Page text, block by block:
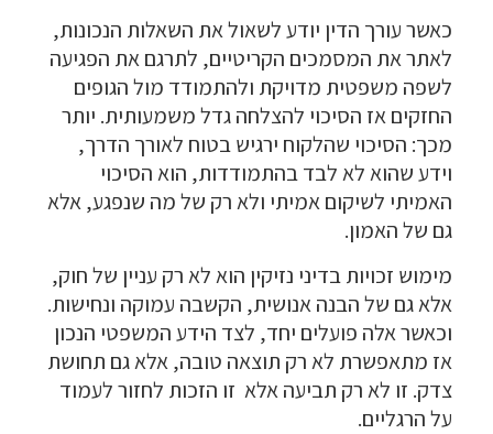
כאשר עורך הדין יודע לשאול את השאלות הנכונות,
לאתר את המסמכים הקריטיים, לתרגם את הפגיעה
לשפה משפטית מדויקת ולהתמודד מול הגופים
החזקים אז הסיכוי להצלחה גדל משמעותית. יותר
מכך: הסיכוי שהלקוח ירגיש בטוח לאורך הדרך,
וידע שהוא לא לבד בהתמודדות, הוא הסיכוי
האמיתי לשיקום אמיתי ולא רק של מה שנפגע, אלא
גם של האמון.
מימוש זכויות בדיני נזיקין הוא לא רק עניין של חוק,
אלא גם של הבנה אנושית, הקשבה עמוקה ונחישות.
וכאשר אלה פועלים יחד, לצד הידע המשפטי הנכון
אז מתאפשרת לא רק תוצאה טובה, אלא גם תחושת
צדק. זו לא רק תביעה אלא זו הזכות לחזור לעמוד
על הרגליים.